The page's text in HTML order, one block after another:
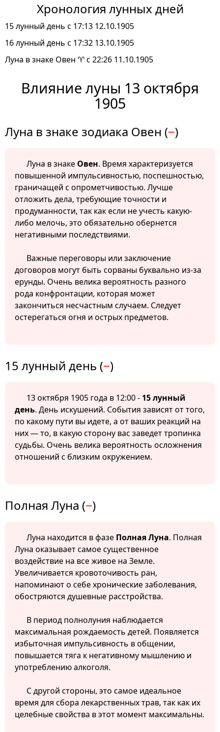
Хронология лунных дней
15 лунный день с 17:13 12.10.1905
16 лунный день с 17:32 13.10.1905
Луна в знаке Овен ♈ с 22:26 11.10.1905
Влияние луны 13 октября
1905
Луна в знаке зодиака Овен (−)
Луна в знаке Овен. Время характеризуется
повышенной импульсивностью, поспешностью,
граничащей с опрометчивостью. Лучше
отложить дела, требующие точности и
продуманности, так как если не учесть какую-
либо мелочь, это обязательно обернется
негативными последствиями.
Важные переговоры или заключение
договоров могут быть сорваны буквально из-за
ерунды. Очень велика вероятность разного
рода конфронтации, которая может
закончиться несчастным случаем. Следует
остерегаться огня и острых предметов.
15 лунный день (−)
13 октября 1905 года в 12:00 - 15 лунный
день. День искушений. События зависят от того,
по какому пути вы идете, а от ваших реакций на
них — то, в какую сторону вас заведет тропинка
судьбы. Очень велика вероятность осложнения
отношений с близким окружением.
Полная Луна (−)
Луна находится в фазе Полная Луна. Полная
Луна оказывает самое существенное
воздействие на все живое на Земле.
Увеличивается кровоточивость ран,
напоминают о себе хронические заболевания,
обостряются душевные расстройства.
В период полнолуния наблюдается
максимальная рождаемость детей. Появляется
избыточная импульсивность в общении,
повышается тяга к негативному мышлению и
употреблению алкоголя.
С другой стороны, это самое идеальное
время для сбора лекарственных трав, так как их
целебные свойства в этот момент максимальны.